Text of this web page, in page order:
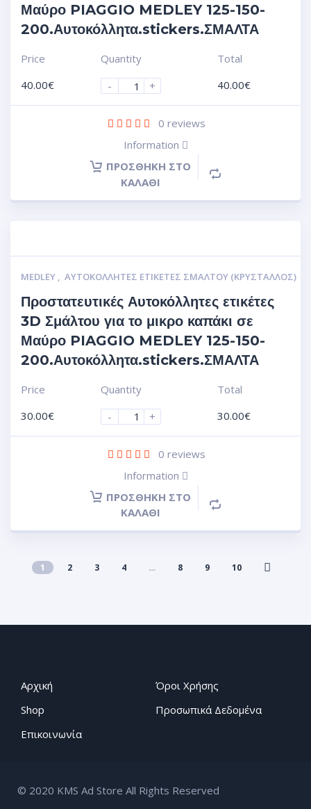
Μαύρο PIAGGIO MEDLEY 125-150-
200.Αυτοκόλλητα.stickers.ΣΜΑΛΤΑ
Price
40.00€
Quantity
-
+
Total
40.00€
0 reviews
Information
ΠΡΟΣΘΉΚΗ ΣΤΟ
ΚΑΛΆΘΙ
MEDLEY , ΑΥΤΟΚΌΛΛΗΤΕΣ ΕΤΙΚΈΤΕΣ ΣΜΆΛΤΟΥ (ΚΡΥΣΤΑΛΛΟΣ)
Προστατευτικές Αυτοκόλλητες ετικέτες
3D Σμάλτου για το μικρο καπάκι σε
Μαύρο PIAGGIO MEDLEY 125-150-
200.Αυτοκόλλητα.stickers.ΣΜΑΛΤΑ
Price
30.00€
Quantity
-
+
Total
30.00€
0 reviews
Information
ΠΡΟΣΘΉΚΗ ΣΤΟ
ΚΑΛΆΘΙ
1 2 3 4 … 8 9 10
Αρχική
Shop
Επικοινωνία
Όροι Χρήσης
Προσωπικά Δεδομένα
© 2020 KMS Ad Store All Rights Reserved